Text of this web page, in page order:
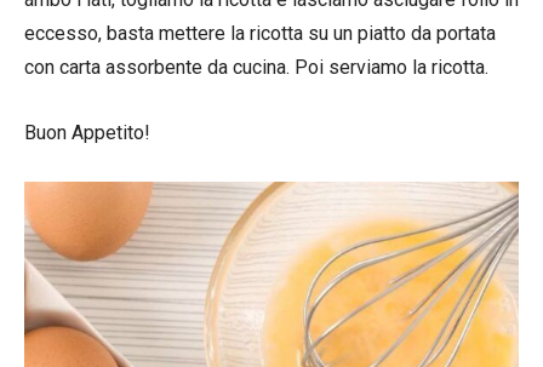
eccesso, basta mettere la ricotta su un piatto da portata
con carta assorbente da cucina. Poi serviamo la ricotta.
Buon Appetito!